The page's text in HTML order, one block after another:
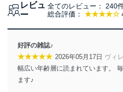
当社は、個人情報の取得・利
得・利用・提供を行います。ま
個人情報は、同意を得ずに目
供・開示は行いません。当社
みを確実にするため、従業者
ます。また、目的外利用を行わ
レビュ
ー
総合評価： ★★★★☆
全てのレビュー： 240
好評の雑誌♪
★★★★★ 2026年05月17日 ヴィ
幅広い年齢層に読まれています。
ます♪